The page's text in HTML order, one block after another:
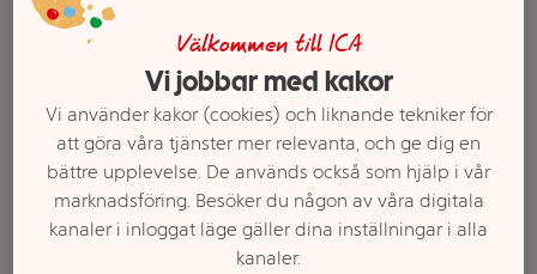
Välkommen till ICA
Vi jobbar med kakor
Vi använder kakor (cookies) och liknande tekniker för
att göra våra tjänster mer relevanta, och ge dig en
bättre upplevelse. De används också som hjälp i vår
marknadsföring. Besöker du någon av våra digitala
kanaler i inloggat läge gäller dina inställningar i alla
kanaler.